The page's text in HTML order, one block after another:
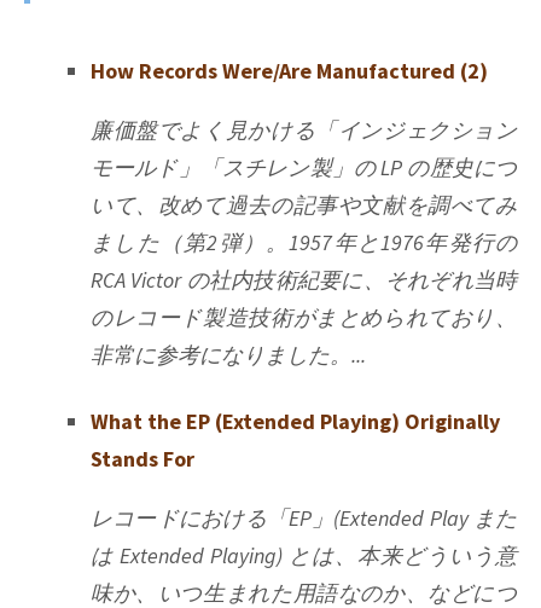
How Records Were/Are Manufactured (2)
廉価盤でよく見かける「インジェクション
モールド」「スチレン製」の LP の歴史につ
いて、改めて過去の記事や文献を調べてみ
ました（第2弾）。1957年と1976年発行の
RCA Victor の社内技術紀要に、それぞれ当時
のレコード製造技術がまとめられており、
非常に参考になりました。...
What the EP (Extended Playing) Originally
Stands For
レコードにおける「EP」(Extended Play また
は Extended Playing) とは、本来どういう意
味か、いつ生まれた用語なのか、などにつ